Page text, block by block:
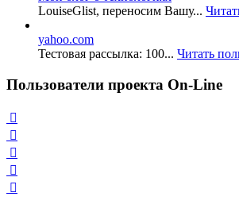
LouiseGlist, переносим Вашу...
yahoo.com
Тестовая рассылка: 100... Читать
Пользователи проекта On-Line